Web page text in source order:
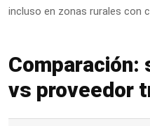
incluso en zonas rurales con
vs proveedor